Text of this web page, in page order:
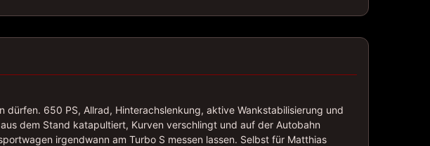
650 PS, Allrad, Hinterachslenkung, aktive Wankstabilisierung und
dem Stand katapultiert, Kurven verschlingt und auf der Autobahn
irgendwann am Turbo S messen lassen. Selbst für Matthias